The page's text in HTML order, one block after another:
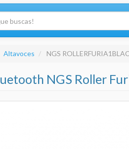
Altavoces NGS
NGS Roller